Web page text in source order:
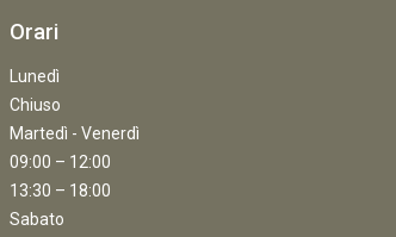
Orari
Lunedì
Chiuso
Martedì - Venerdì
09:00 – 12:00
13:30 – 18:00
Sabato